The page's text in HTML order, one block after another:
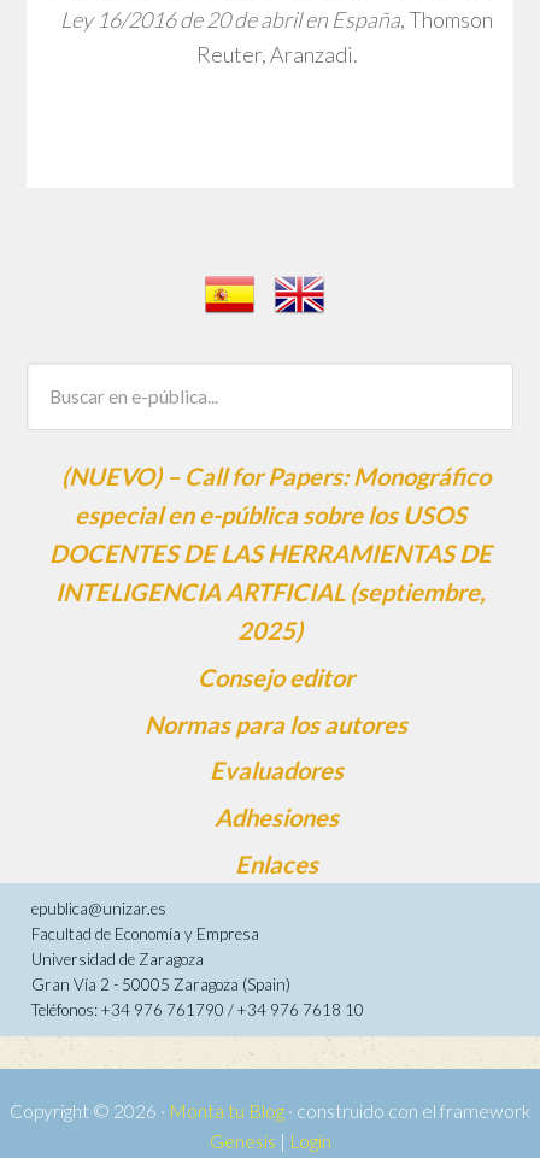
Ley 16/2016 de 20 de abril en España, Thomson
Reuter, Aranzadi.
(NUEVO) – Call for Papers: Monográfico
especial en e-pública sobre los USOS
DOCENTES DE LAS HERRAMIENTAS DE
INTELIGENCIA ARTFICIAL (septiembre,
2025)
Consejo editor
Normas para los autores
Evaluadores
Adhesiones
Enlaces
epublica@unizar.es
Facultad de Economía y Empresa
Universidad de Zaragoza
Gran Vía 2 - 50005 Zaragoza (Spain)
Teléfonos: +34 976 761790 / +34 976 7618 10
Copyright © 2026 · Monta tu Blog· construido con el framework
Genesis | Login